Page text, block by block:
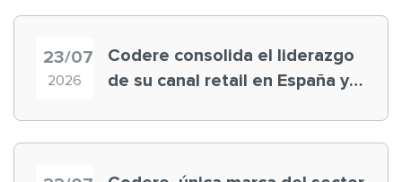
23/07
2026
Codere consolida el liderazgo
de su canal retail en España y